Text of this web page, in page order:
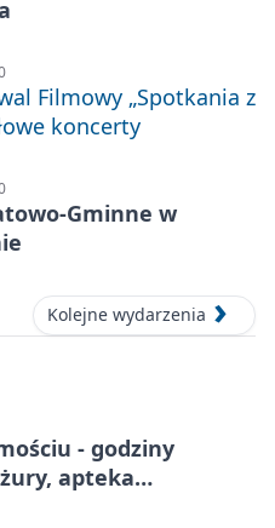
Filmowy „Spotkania z
koncerty
Gminne w
Kolejne wydarzenia
- godziny
apteka